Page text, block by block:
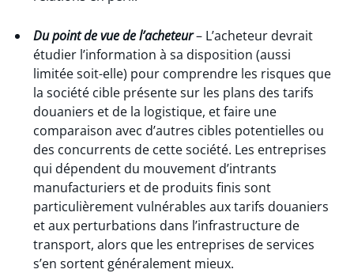
Du point de vue de l’acheteur– L’acheteur devrait
étudier l’information à sa disposition (aussi
limitée soit-elle) pour comprendre les risques que
la société cible présente sur les plans des tarifs
douaniers et de la logistique, et faire une
comparaison avec d’autres cibles potentielles ou
des concurrents de cette société. Les entreprises
qui dépendent du mouvement d’intrants
manufacturiers et de produits finis sont
particulièrement vulnérables aux tarifs douaniers
et aux perturbations dans l’infrastructure de
transport, alors que les entreprises de services
s’en sortent généralement mieux.